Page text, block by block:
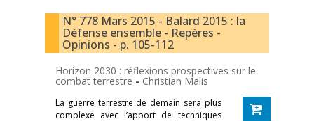
N° 778 Mars 2015 - Balard 2015 : la
Défense ensemble - Repères -
Opinions - p. 105-112
Horizon 2030 : réflexions prospectives sur le
combat terrestre - Christian Malis
La guerre terrestre de demain sera plus
complexe avec l’apport de techniques